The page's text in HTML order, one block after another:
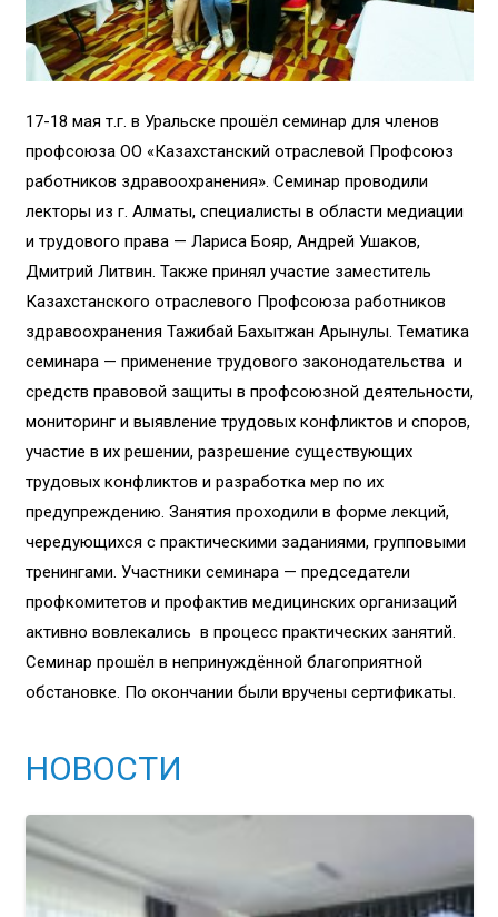
17-18 мая т.г. в Уральске прошёл семинар для членов
профсоюза ОО «Казахстанский отраслевой Профсоюз
работников здравоохранения». Семинар проводили
лекторы из г. Алматы, специалисты в области медиации
и трудового права — Лариса Бояр, Андрей Ушаков,
Дмитрий Литвин. Также принял участие заместитель
Казахстанского отраслевого Профсоюза работников
здравоохранения Тажибай Бахытжан Арынулы. Тематика
семинара — применение трудового законодательства и
средств правовой защиты в профсоюзной деятельности,
мониторинг и выявление трудовых конфликтов и споров,
участие в их решении, разрешение существующих
трудовых конфликтов и разработка мер по их
предупреждению. Занятия проходили в форме лекций,
чередующихся с практическими заданиями, групповыми
тренингами. Участники семинара — председатели
профкомитетов и профактив медицинских организаций
активно вовлекались в процесс практических занятий.
Семинар прошёл в непринуждённой благоприятной
обстановке. По окончании были вручены сертификаты.
НОВОСТИ